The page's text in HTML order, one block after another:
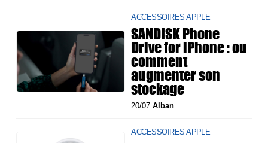
ACCESSOIRES APPLE
SANDISK Phone
Drive for iPhone : ou
comment
augmenter son
stockage
20/07Alban
ACCESSOIRES APPLE